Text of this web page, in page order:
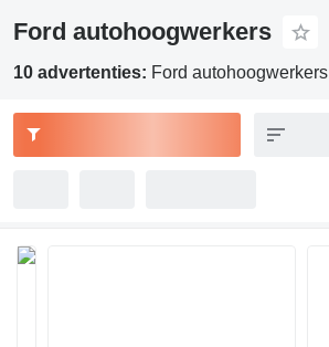
Ford autohoogwerkers
10 advertenties: Ford autohoogwerkers